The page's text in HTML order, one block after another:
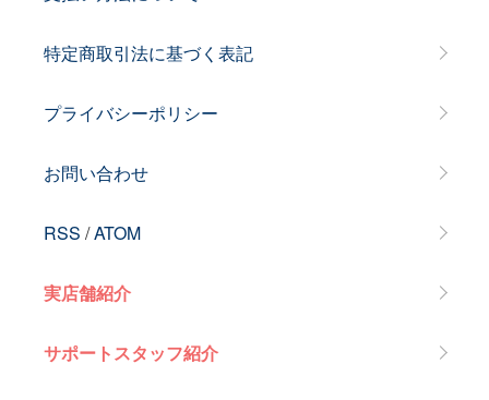
特定商取引法に基づく表記
プライバシーポリシー
お問い合わせ
RSS /ATOM
実店舗紹介
サポートスタッフ紹介